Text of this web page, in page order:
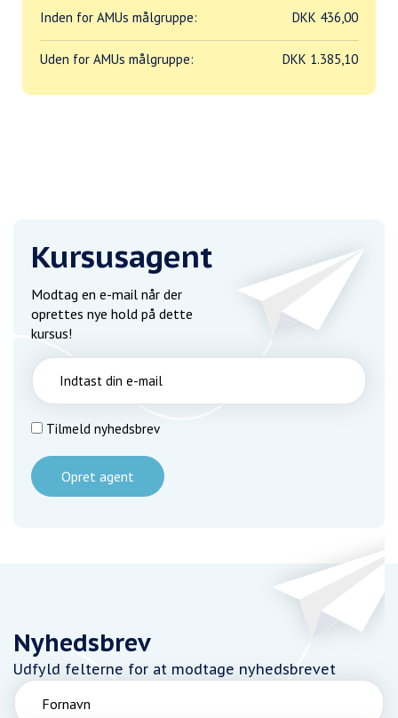
Inden for AMUs målgruppe: DKK 436,00
Uden for AMUs målgruppe: DKK 1.385,10
Kursusagent
Modtag en e-mail når der
oprettes nye hold på dette
kursus!
Tilmeld nyhedsbrev
Opret agent
Nyhedsbrev
Udfyld felterne for at modtage nyhedsbrevet
Fornavn
Efternavn
Email